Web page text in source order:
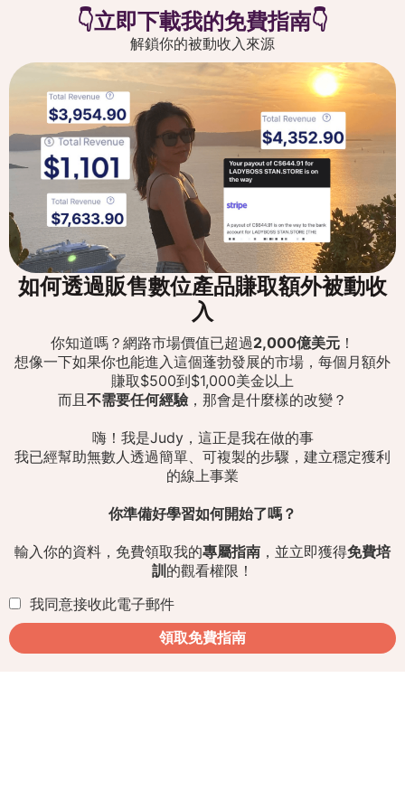
👇立即下載我的免費指南👇
解鎖你的被動收入來源
如何透過販售數位產品賺取額外被動收
入
你知道嗎？網路市場價值已超過2,000億美元 ！
想像一下如果你也能進入這個蓬勃發展的市場，每個月額外
賺取$500到$1,000美金以上
而且 不需要任何經驗 ，那會是什麼樣的改變？
嗨！我是Judy，這正是我在做的事
我已經幫助無數人透過簡單、可複製的步驟，建立穩定獲利
的線上事業
你準備好學習如何開始了嗎？
輸入你的資料，免費領取我的專屬指南 ，並立即獲得免費培
訓的觀看權限！
我同意接收此電子郵件
領取免費指南